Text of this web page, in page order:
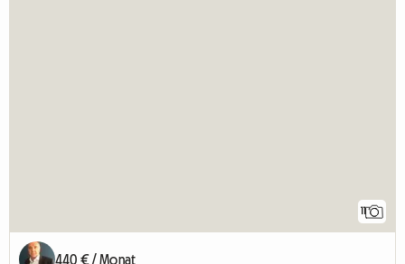
440 € / Monat